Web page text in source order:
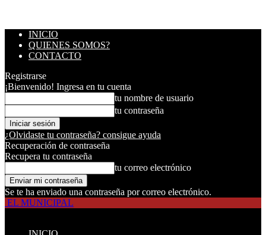
INICIO
QUIENES SOMOS?
CONTACTO
Registrarse
¡Bienvenido! Ingresa en tu cuenta
tu nombre de usuario
tu contraseña
¿Olvidaste tu contraseña? consigue ayuda
Recuperación de contraseña
Recupera tu contraseña
tu correo electrónico
Se te ha enviado una contraseña por correo electrónico.
EL MUNICIPAL